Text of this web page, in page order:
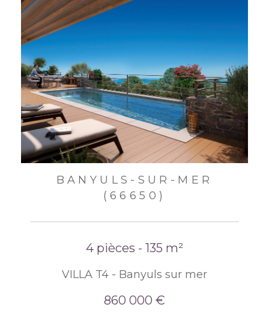
BANYULS-SUR-MER
(66650)
4 pièces - 135 m²
VILLA T4 - Banyuls sur mer
860 000 €